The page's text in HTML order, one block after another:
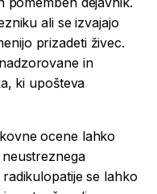
ali se izvajajo
prizadeti živec.
in
ki upošteva
ocene lahko
se lahko